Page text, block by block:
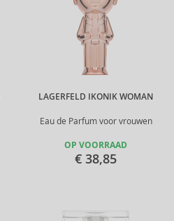
LAGERFELD IKONIK WOMAN
Eau de Parfum voor vrouwen
OP VOORRAAD
€ 38,85